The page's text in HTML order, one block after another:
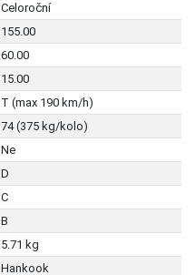
Celoroční
155.00
60.00
15.00
T (max 190 km/h)
74 (375 kg/kolo)
Ne
D
C
B
5.71 kg
Hankook